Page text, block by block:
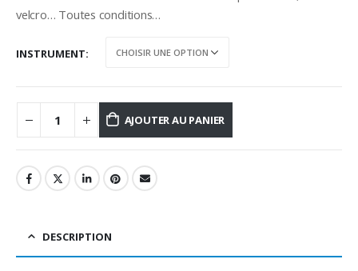
velcro… Toutes conditions…
INSTRUMENT
AJOUTER AU PANIER
DESCRIPTION